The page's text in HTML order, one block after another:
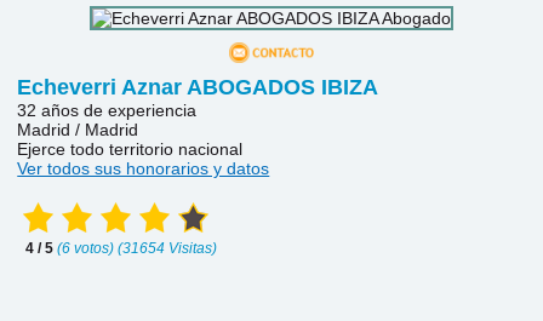
Echeverri Aznar ABOGADOS IBIZA
32 años de experiencia
Madrid / Madrid
Ejerce todo territorio nacional
Ver todos sus honorarios y datos
4 / 5(6 votos) (31654 Visitas)